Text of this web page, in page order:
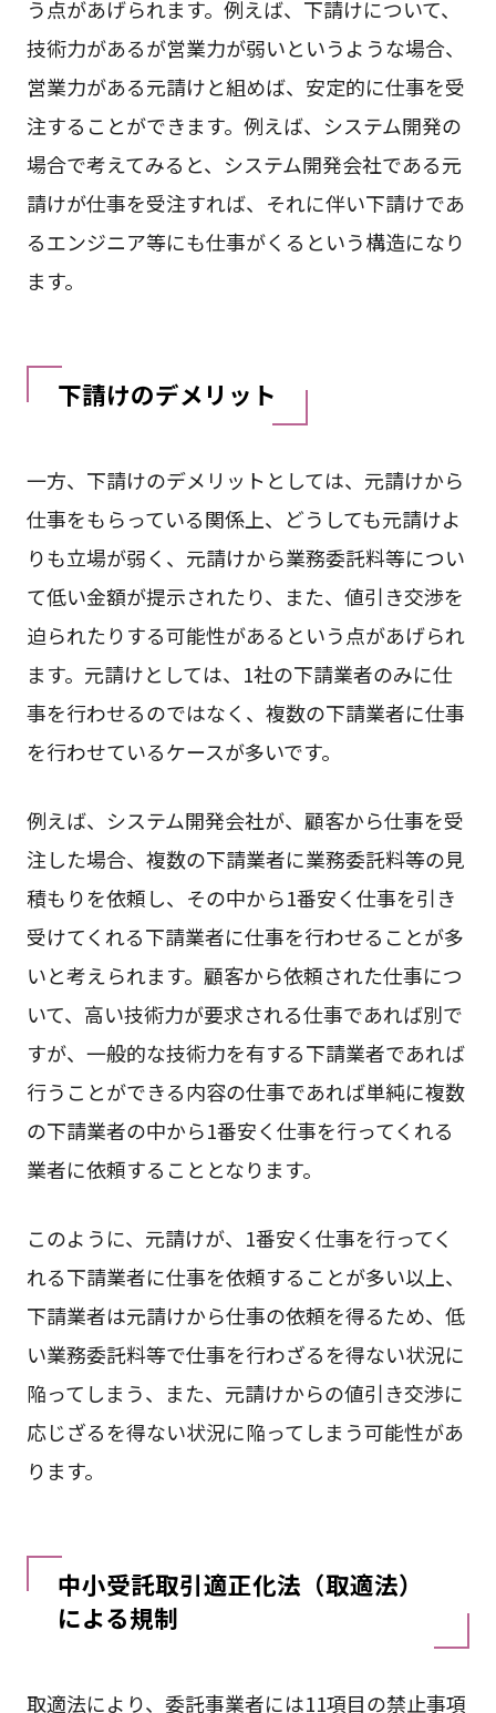
う点があげられます。例えば、下請けについて、
技術力があるが営業力が弱いというような場合、
営業力がある元請けと組めば、安定的に仕事を受
注することができます。例えば、システム開発の
場合で考えてみると、システム開発会社である元
請けが仕事を受注すれば、それに伴い下請けであ
るエンジニア等にも仕事がくるという構造になり
ます。
下請けのデメリット
一方、下請けのデメリットとしては、元請けから
仕事をもらっている関係上、どうしても元請けよ
りも立場が弱く、元請けから業務委託料等につい
て低い金額が提示されたり、また、値引き交渉を
迫られたりする可能性があるという点があげられ
ます。元請けとしては、1社の下請業者のみに仕
事を行わせるのではなく、複数の下請業者に仕事
を行わせているケースが多いです。
例えば、システム開発会社が、顧客から仕事を受
注した場合、複数の下請業者に業務委託料等の見
積もりを依頼し、その中から1番安く仕事を引き
受けてくれる下請業者に仕事を行わせることが多
いと考えられます。顧客から依頼された仕事につ
いて、高い技術力が要求される仕事であれば別で
すが、一般的な技術力を有する下請業者であれば
行うことができる内容の仕事であれば単純に複数
の下請業者の中から1番安く仕事を行ってくれる
業者に依頼することとなります。
このように、元請けが、1番安く仕事を行ってく
れる下請業者に仕事を依頼することが多い以上、
下請業者は元請けから仕事の依頼を得るため、低
い業務委託料等で仕事を行わざるを得ない状況に
陥ってしまう、また、元請けからの値引き交渉に
応じざるを得ない状況に陥ってしまう可能性があ
ります。
中小受託取引適正化法 （取適法）
による規制
取適法により、委託事業者には11項目の禁止事項